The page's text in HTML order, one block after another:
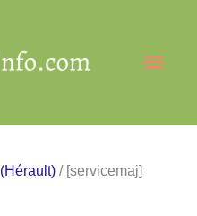
/ [servicemaj]